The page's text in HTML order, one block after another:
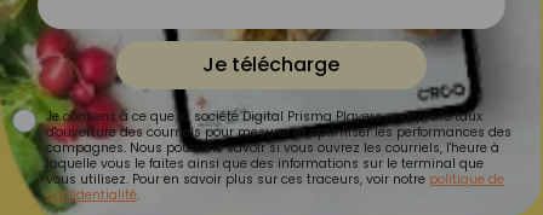
Je télécharge
Je consens à ce que la société Digital Prisma Players analyse le taux
d'ouverture des courriels pour mesurer et optimiser les performances des
campagnes. Nous pourrons savoir si vous ouvrez les courriels, l'heure à
laquelle vous le faites ainsi que des informations sur le terminal que
vous utilisez. Pour en savoir plus sur ces traceurs, voir notre politique de
confidentialité.